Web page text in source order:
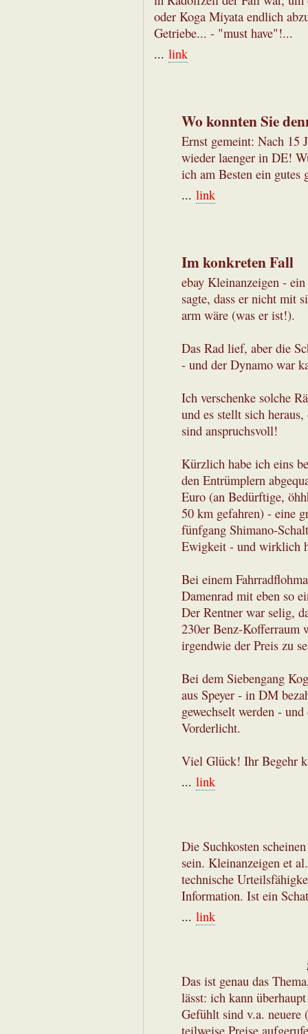
oder Koga Miyata endlich
Getriebe... - "must have"!...
... link
Wo konnten Sie
Ernst gemeint: Nach 15
wieder laenger in DE!
ich am Besten ein gutes
... link
Im konkreten Fall
ebay Kleinanzeigen -
sagte, dass er nicht mit
arm wäre (was er ist!).
Das Rad lief, aber die
- und der Dynamo war
Ich verschenke solche
und es stellt sich
sind anspruchsvoll!
Kürzlich habe ich eins
den Entrümplern
Euro (an Bedürftige,
50 km gefahren) - eine
fünfgang Shimano-
Ewigkeit - und wirklich
Bei einem
Damenrad mit eben so
Der Rentner war selig,
230er Benz-Kofferraum
irgendwie der Preis zu
Bei dem Siebengang
aus Speyer - in DM
gewechselt werden -
Vorderlicht.
Viel Glück! Ihr Begehr
... link
Die Suchkosten
sein. Kleinanzeigen et
technische
Information. Ist ein
... link
Das ist genau das
lässt: ich kann
Gefühlt sind v.a. neuere